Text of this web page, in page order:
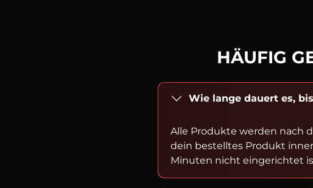
HÄUFIG
Wie lange dauert es,
Alle Produkte werden nach
dein bestelltes Produkt
Minuten nicht eingerichtet